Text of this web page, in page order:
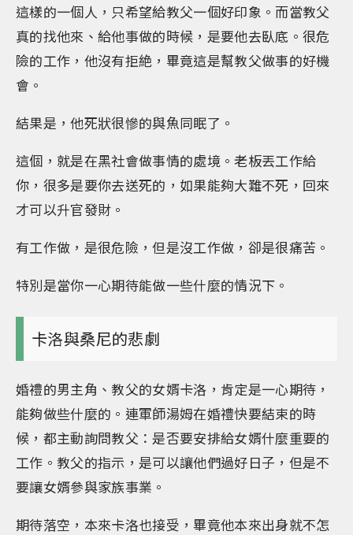
這樣的一個人，只希望給教父一個好印象。而當教父
真的找他來、給他事做的時候，是要他去臥底。很危
險的工作，他沒有拒絶，畢竟這是幫教父做事的好機
會。
結果是，他死狀很慘的與魚同眠了。
這個，就是在黑社會做事情的處境。老板丟工作給
你，很多是要你去送死的，如果能夠大難不死，回來
才可以升官發財。
有工作做，是很危險，但是沒工作做，卻是很痛苦。
特別是當你一心期待能做一些什麼的情況下。
卡洛與桑尼的悲劇
婚禮的男主角、教父的女婿卡洛，肯定是一心期待，
能夠做些什麼的。連軍師湯姆在婚禮快要結束的時
候，都主動詢問教父：是否要安排給女婿什麼重要的
工作。教父的指示，是可以讓他們過好日子，但是不
要讓女婿參與家族事業。
期待落空，本來卡洛也接受，畢竟他本來出身就不怎